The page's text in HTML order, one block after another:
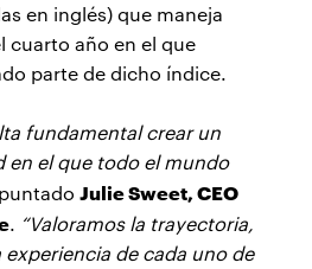
en inglés) que maneja
cuarto año en el que
parte de dicho índice.
fundamental crear un
en el que todo el mundo
Julie Sweet, CEO
. “Valoramos la trayectoria,
experiencia de cada uno de